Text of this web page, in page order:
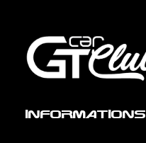
INFORMATIONS